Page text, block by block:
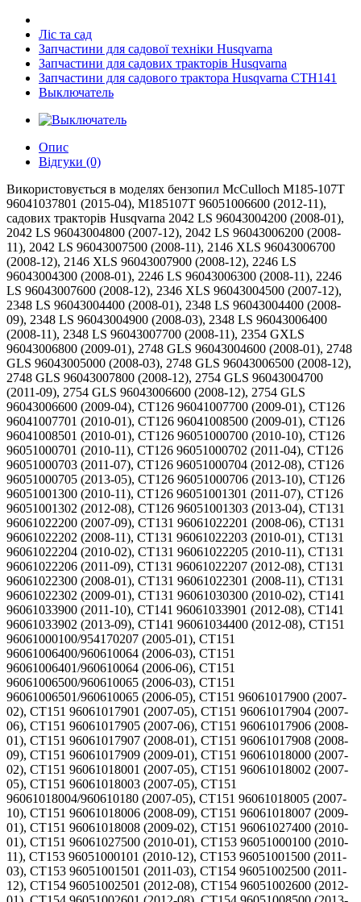
Ліс та сад
Запчастини для садової техніки Husqvarna
Запчастини для садових тракторів Husqvarna
Запчастини для садового трактора Husqvarna CTH141
Выключатель
Опис
Відгуки (0)
Використовується в моделях бензопил McCulloch M185-107T 96041037801 (2015-04), M185107T 96051006600 (2012-11), садових тракторів Husqvarna 2042 LS 96043004200 (2008-01), 2042 LS 96043004800 (2007-12), 2042 LS 96043006200 (2008-11), 2042 LS 96043007500 (2008-11), 2146 XLS 96043006700 (2008-12), 2146 XLS 96043007900 (2008-12), 2246 LS 96043004300 (2008-01), 2246 LS 96043006300 (2008-11), 2246 LS 96043007600 (2008-12), 2346 XLS 96043004500 (2007-12), 2348 LS 96043004400 (2008-01), 2348 LS 96043004400 (2008-09), 2348 LS 96043004900 (2008-03), 2348 LS 96043006400 (2008-11), 2348 LS 96043007700 (2008-11), 2354 GXLS 96043006800 (2009-01), 2748 GLS 96043004600 (2008-01), 2748 GLS 96043005000 (2008-03), 2748 GLS 96043006500 (2008-12), 2748 GLS 96043007800 (2008-12), 2754 GLS 96043004700 (2011-09), 2754 GLS 96043006600 (2008-12), 2754 GLS 96043006600 (2009-04), CT126 96041007700 (2009-01), CT126 96041007701 (2010-01), CT126 96041008500 (2009-01), CT126 96041008501 (2010-01), CT126 96051000700 (2010-10), CT126 96051000701 (2010-11), CT126 96051000702 (2011-04), CT126 96051000703 (2011-07), CT126 96051000704 (2012-08), CT126 96051000705 (2013-05), CT126 96051000706 (2013-10), CT126 96051001300 (2010-11), CT126 96051001301 (2011-07), CT126 96051001302 (2012-08), CT126 96051001303 (2013-04), CT131 96061022200 (2007-09), CT131 96061022201 (2008-06), CT131 96061022202 (2008-11), CT131 96061022203 (2010-01), CT131 96061022204 (2010-02), CT131 96061022205 (2010-11), CT131 96061022206 (2011-09), CT131 96061022207 (2012-08), CT131 96061022300 (2008-01), CT131 96061022301 (2008-11), CT131 96061022302 (2009-01), CT131 96061030300 (2010-02), CT141 96061033900 (2011-10), CT141 96061033901 (2012-08), CT141 96061033902 (2013-09), CT141 96061034400 (2012-08), CT151 96061000100/954170207 (2005-01), CT151 96061006400/960610064 (2006-03), CT151 96061006401/960610064 (2006-06), CT151 96061006500/960610065 (2006-03), CT151 96061006501/960610065 (2006-05), CT151 96061017900 (2007-02), CT151 96061017901 (2007-05), CT151 96061017904 (2007-06), CT151 96061017905 (2007-06), CT151 96061017906 (2008-01), CT151 96061017907 (2008-01), CT151 96061017908 (2008-09), CT151 96061017909 (2009-01), CT151 96061018000 (2007-02), CT151 96061018001 (2007-05), CT151 96061018002 (2007-05), CT151 96061018003 (2007-05), CT151 96061018004/960610180 (2007-05), CT151 96061018005 (2007-10), CT151 96061018006 (2008-09), CT151 96061018007 (2009-01), CT151 96061018008 (2009-02), CT151 96061027400 (2010-01), CT151 96061027500 (2010-01), CT153 96051000100 (2010-11), CT153 96051000101 (2010-12), CT153 96051001500 (2011-03), CT153 96051001501 (2011-03), CT154 96051002500 (2011-12), CT154 96051002501 (2012-08), CT154 96051002600 (2012-01), CT154 96051002601 (2012-08), CT154 96051008500 (2013-10), CT154 96051010400 (2013-10), CTH126 96041007800 (2009-01), CTH126 96041008600 (2009-01), CTH126 96041014900 (2010-01), CTH126 96041015100 (2010-01), CTH126 96051000800 (2010-11), CTH126 96051000801 (2011-07), CTH126 96051000802 (2012-08), CTH126 96051000803 (2013-05), CTH126 96051001400 (2010-11), CTH126 96051001401 (2011-07), CTH126 96051001402 (2012-08), CTH126 96051001403 (2013-05), CTH140 TWIN (2008-08), CTH140 TWIN 96061018500 (2007-04), CTH140 TWIN 96061018501 (2007-05), CTH140 TWIN 96061018502 (2007-05), CTH140 TWIN 96061018503 (2007-10), CTH140 TWIN 96061018504 (2009-02), CTH140 TWIN 96061019200/960610192 (2007-06), CTH140 TWIN 96061019201/960610192 (2007-06), CTH140 TWIN 96061019202 (2007-09), CTH140 TWIN 96061019203 (2009-04), CTH140 TWIN 96061019204 (2008-09), CTH140 TWIN 96061027900 (2010-01), CTH140 TWIN 96061028000 (2010-01), CTH140XP 96061007100 (2006-01), CTH140XP 96061007101/960610071 (2006-06), CTH140XP 96061014300/960610143 (2006-04), CTH140XP 96061014301/960610143 (2006-06), CTH141 96061032100 (2010-11), CTH141 96061032101 (2011-09), CTH141 96061032102 (2012-08), CTH141 96061032103 (2013-08), CTH141 96061034500 (2012-08), CTH141 96061034501 (2013-08), CTH150 TWIN 96061018100 (2007-04), CTH150 TWIN 96061018101 (2008-07), CTH150 TWIN 96061018102 (2007-09), CTH150 TWIN 96061018103 (2008-09), CTH150 TWIN 96061018200 (2007-04), CTH150 TWIN 96061018201 (2007-05), CTH150 TWIN 96061018203 (2009-01), CTH150 TWIN 96061026000 (2010-01), CTH150 TWIN 96061026100 (2010-01), CTH150 XP 96061006600 (2006-01), CTH150 96061018202 (2007-09), CTH151 T 96061034300 (2012-08), CTH151 T 96061034301 (2013-08), CTH151 96061006800/960610068 (2006-03), CTH151 96061006801/960610068 (2006-06), CTH151 96061006901/960610069 (2006-05), CTH151 96061020400/960610204 (2007-05), CTH151 96061020401/960610204 (2007-04), CTH151 96061020402/960610204 (2007-05), CTH151 96061020403 (2007-05), CTH151 96061020404 (2008-01), CTH151 96061020405 (2008-11), CTH151 96061027600 (2010-01), CTH163 T 96051000300 (2011-03), CTH163 T 96051001700 (2011-05), CTH164 T 96051003100 (2011-11), CTH164 T 96051003200 (2011-11), CTH164 T 96051007500 (2012-12), CTH164 T 96051009400 (2013-06), CTH164 T 96051010700 (2013-07), CTH164T 96051007400 (2012-11), CTH171 96061007000/960610070 (2006-03), CTH171 96061007001/960610070 (2006-06), CTH171 96061018300 (2007-04), CTH171 96061018301 (2007-05), CTH171 96061018302 (2007-05), CTH171 96061018303 (2008-02), CTH171 96061018304 (2009-03), CTH171 96061018400 (2007-04), CTH171 96061018401 (2007-06), CTH171 96061018402 (2007-05), CTH171 96061018403 (2008-01), CTH171 96061018404 (2008-11), CTH171 96061018404 (2009-03), CTH171 96061027700 (2010-01), CTH171 96061027701 (2010-02), CTH171 96061027800 (2010-01), CTH172 96061007200 (2006-01), CTH172 96061007201/960610072 (2006-06), CTH173 96051000200 (2011-01), CTH173 96051000201 (2011-01), CTH173 96051001600 (2011-01), CTH173 96051001601 (2011-01), CTH1736 96061021600/960610216 (2007-04), CTH1736 96061021602 (2008-11), CTH1736 96061021603 (2009-03), CTH174 96051002700 (2011-12), CTH174 96051002701 (2012-05), CTH174 96051002800 (2011-12), CTH174 96051002801 (2012-06), CTH174 96051009200 (2013-10), CTH174 96051010500 (2013-10), CTH180 TWIN 96061018600 (2008-08), CTH180 TWIN 96061018601 (2007-04), CTH180 TWIN 96061018700 (2007-04), CTH180 TWIN 96061018701 (2007-05), CTH180 TWIN 96061018702/960610187 (2007-09), CTH180 XP 96061007400 (2006-01), CTH180 XP 96061007500/960610075 (2006-03), CTH182 T 96061031000 (2010-11), CTH182 T 96061031800 (2010-11), CTH184 T 96051003300 (2012-01), CTH184 T 96051003400 (2012-01), CTH184 T 96051007600 (2012-11), CTH184 T 96051007700 (2012-11), CTH184 T 96051009500 (2013-06), CTH184 T 96051010800 (2013-06), CTH191 96061007600/960610076 (2006-03), CTH191 96061007601/960610076 (2006-05), CTH191 96061007700 (2006-01), CTH191 96061007701/960610077 (2006-05), CTH191 96061018800 (2007-02), CTH191 96061018801 (2007-04), CTH191 96061018802 (2007-05), CTH191 96061018803 (2007-10), CTH191 96061018804 (2008-09), CTH191 96061018805 (2009-01), CTH191 96061018806 (2010-01), CTH191 96061018900 (2007-02), CTH191 96061018902 (2008-01), CTH191 96061018903 (2008-11), CTH191 96061018904 (2010-01), CTH192 96061030900 (2010-12), CTH192 96061031700 (2010-12), CTH194 96051002900 (2011-12), CTH194 96051002901 (2012-02), CTH194 96051002902 (2012-07), CTH194 96051003000 (2012-01), CTH194 96051003001 (2012-05), CTH194 96051009300 (2013-10), CTH194 96051010600 (2013-10), CTH19530 96051005500 (2012-04), CTH19530 96051011900 (2013-05), CTH19530 96051011901 (2014-05), CTH200 TWIN 96061022600 (2007-10), CTH200 TWIN 96061022601 (2008-09), CTH200 TWIN 96061022700 (2008-01), CTH200 TWIN 96061022701 (2008-11), CTH200 TWIN 96061026200 (2010-01), CTH200 TWIN 96061026300 (2010-01), CTH2036 T 96061021702 (2008-11), CTH2036 T 96061021703 (2009-04), CTH2036 TWIN 96061021700/960610217 (2007-04), CTH2036 XP 96061015800 (2006-01), CTH2038 96061030400 (2010-02), CTH2038 96061030401 (2010-06), CTH2038 96061030402 (2011-02), CTH2038 96061030403 (2011-06), CTH204 T 96051005400 (2012-02), CTH210 XP 96061007800 (2006-01), CTH210 XP 96061007900 (2006-01), CTH2138 R 96051005600 (2012-02), CTH2138 R 96051005601 (2013-01), CTH2138 R 96051012000 (2013-05), CTH2138 R 96051012001 (2014-05), CTH222 T 96061031100 (2010-11), CTH222 T 96061031900 (2010-11), CTH2238 TE 96061030500 (2010-02), CTH2238 TE 96061033700 (2011-06), CTH224 T 96051003500 (2012-02), CTH224 T 96051003501 (2012-03), CTH224 T 96051003600 (2012-02), CTH224 T 96051007800 (2012-11), CTH224 T 96051007900 (2012-11), CTH224 T 96051010900 (2013-10), CTH224 T96051009600 (2013-10), CTH2542 T 96061021801 (2008-11), CTH2542 T 96061021802 (2009-03), CTH2542 TWIN 96061021800/960610218 (2007-04), CTH2542 XP 96061015900 (2006-01), CTH2642 TE 96061030600 (2010-03), CTH2642 TE 96061030601 (2011-02), CTH2642 TE 96061033800 (2011-05), CTH2642 TR 96051012101 (2014-05), CTH2642 TRE 96051005700 (2012-04), CTH2642TR 96051012100 (2013-05), GT190 HEGT190A/954820051 (1996-01), GT200 954002012A (1995-06), GT200 954830156A (1995-08), GT200 HCGTK200A/954840001 (1996-01), GT2254 96023000500 (2005-05), GT2254 96025000200 (2005-05), GT2254 96025000201 (2005-06), GT2254 96025000202 (2005-06), GT48 DXLS CARB 96043023300 (2016-11), GT48 DXLS 96043023100 (2016-09), GT48 XLS 96043015800 (2012-10), GT48 XLS 96043016500 (2012-11), GT52 XLS 96043015900 (2012-09), GT52 XLS 96043015901 (2013-08), GT52 XLS 96043015902 (2015-04), GT52 XLS 96043015903 (2015-09), GT52 XLS 96043016000 (2012-11), GT52 XLS 96043016001 (2013-09), GT52 XLS 96043016002 (2016-05), GT52 XLS 96043020600 (2014-10), GT52 XLS 96043020601 (2015-09), GT52 XLS 96043020700 (2014-10), GT52 XLS 96043020701 (2015-09), GT52 XLS 96048008600 (2014-11), GT54 CS 502140 (2015-12), GT54 CS 96043022500 (2015-12), GT54 LS 96043015700 (2012-10), GT54 LS 96043017900 (2013-11), GTH200 954001122VA/954001992 (1995-03), GTH200 954002022A (1995-05), GTH200 HC20VH50A/954002771 (1996-04), GTH2254 XP 96023000200/960230002 (2005-05), GTH2254 XP 96023000201/960230002 (2005-06), GTH2448 T 917, GTH2448 T 917279260/960430009 (2006-02), GTH2448 T 96043000900 (2005-12), GTH2448 T 96043000900/960430009 (2006-06), GTH2448